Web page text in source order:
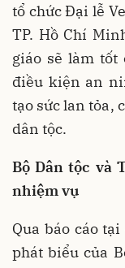
tổ chức Đại lễ
TP. Hồ Chí
giáo sẽ làm tốt
điều kiện an
tạo sức lan tỏa,
dân tộc.
Bộ Dân tộc và
nhiệm vụ
Qua báo cáo
phát biểu của